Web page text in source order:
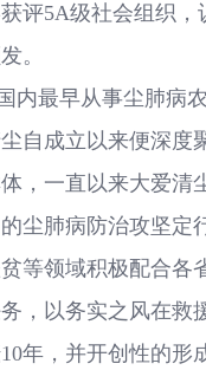
评5A级社会组织，
。
最早从事尘肺病农
自成立以来便深度
，一直以来大爱清
尘肺病防治攻坚定
等领域积极配合各
，以务实之风在救
年，并开创性的形